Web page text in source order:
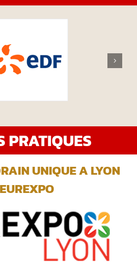
PRATIQUES
UNIQUE A LYON
EUREXPO